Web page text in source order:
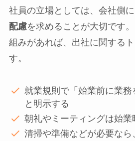
社員の立場としては、会社側に
配慮を求めることが大切です
組みがあれば、出社に関する
す。
就業規則で「始業前に業務
と明示する
朝礼やミーティングは始業
清掃や準備などが必要なら